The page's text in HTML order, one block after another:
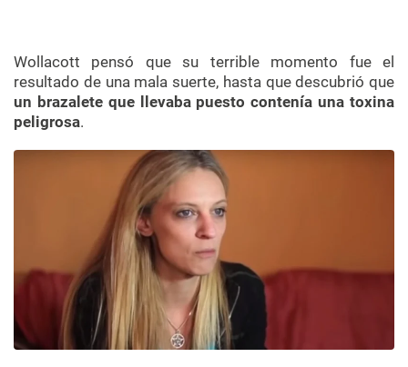
Wollacott pensó que su terrible momento fue el
resultado de una mala suerte, hasta que descubrió que
un brazalete que llevaba puesto contenía una toxina
peligrosa.